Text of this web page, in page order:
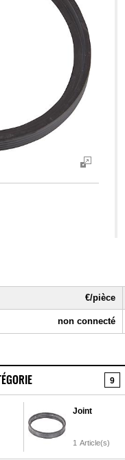
€/pièce
non connecté
9
Joint
1 Article(s)